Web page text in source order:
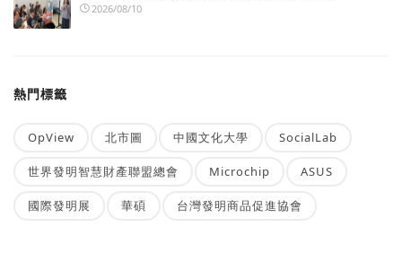
2026/08/10
熱門標籤
OpView 北市圖 中國文化大學 SocialLab
世界發明智慧財產聯盟總會 Microchip ASUS
國際發明展 華碩 台灣發明商品促進協會